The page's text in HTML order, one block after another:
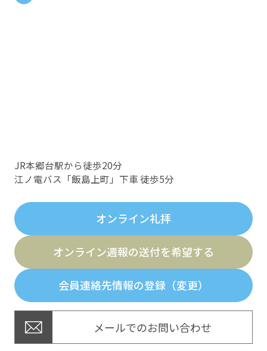
JR本郷台駅から徒歩20分
江ノ電バス「飯島上町」下車 徒歩5分
オンライン礼拝
オンライン週報の送付を希望する
会員連絡先情報の登録（変更）
メールでのお問い合わせ